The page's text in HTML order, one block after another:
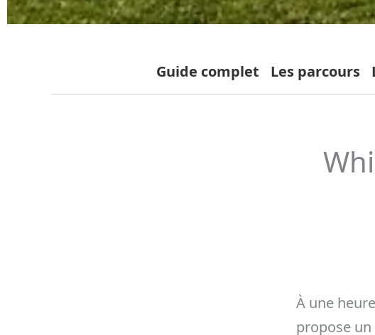
Guide complet Les parcours
À une
propose